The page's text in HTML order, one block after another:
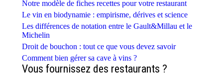
Notre modèle de fiches recettes pour votre restaurant
Le vin en biodynamie : empirisme, dérives et science
Les différences de notation entre le Gault&Millau et le
Michelin
Droit de bouchon : tout ce que vous devez savoir
Comment bien gérer sa cave à vins ?
Vous fournissez des restaurants ?